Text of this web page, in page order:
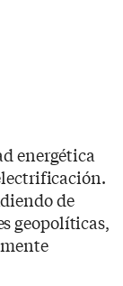
energética
de
geopolíticas,